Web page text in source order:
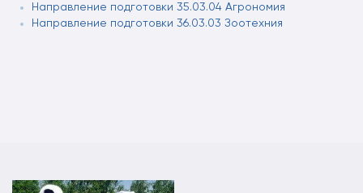
Направление подготовки 35.03.04 Агрономия
Направление подготовки 36.03.03 Зоотехния